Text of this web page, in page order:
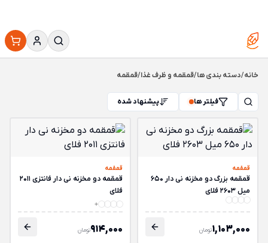
خانه/دسته بندی ها/قمقمه و ظرف غذا/قمقمه
فیلتر ها پیشنهاد شده
قمقمه
قمقمه بزرگ دو مخزنه نی دار 650
میل 2603 فلای
1,103,000تومان
قمقمه
قمقمه دو مخزنه نی دار فانتزی 2011
فلای
914,000تومان